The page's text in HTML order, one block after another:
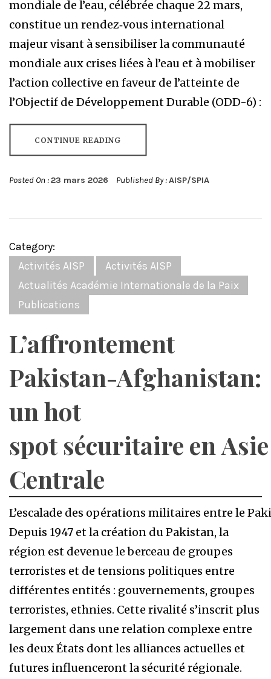
mondiale de l’eau, célébrée chaque 22 mars,
constitue un rendez‑vous international
majeur visant à sensibiliser la communauté
mondiale aux crises liées à l’eau et à mobiliser
l’action collective en faveur de l’atteinte de
l’Objectif de Développement Durable (ODD-6) :
CONTINUE READING
Posted On :23 mars 2026 Published By :AISP/SPIA
Category:
Activités AISP
Activités AISP
Actualités Académie Internationale de la Paix
Publications
L’affrontement
Pakistan-Afghanistan:
un hot
spot sécuritaire en Asie
Centrale
L’escalade des opérations militaires entre le
Depuis 1947 et la création du Pakistan, la
région est devenue le berceau de groupes
terroristes et de tensions politiques entre
différentes entités : gouvernements, groupes
terroristes, ethnies. Cette rivalité s’inscrit plus
largement dans une relation complexe entre
les deux États dont les alliances actuelles et
futures influenceront la sécurité régionale.